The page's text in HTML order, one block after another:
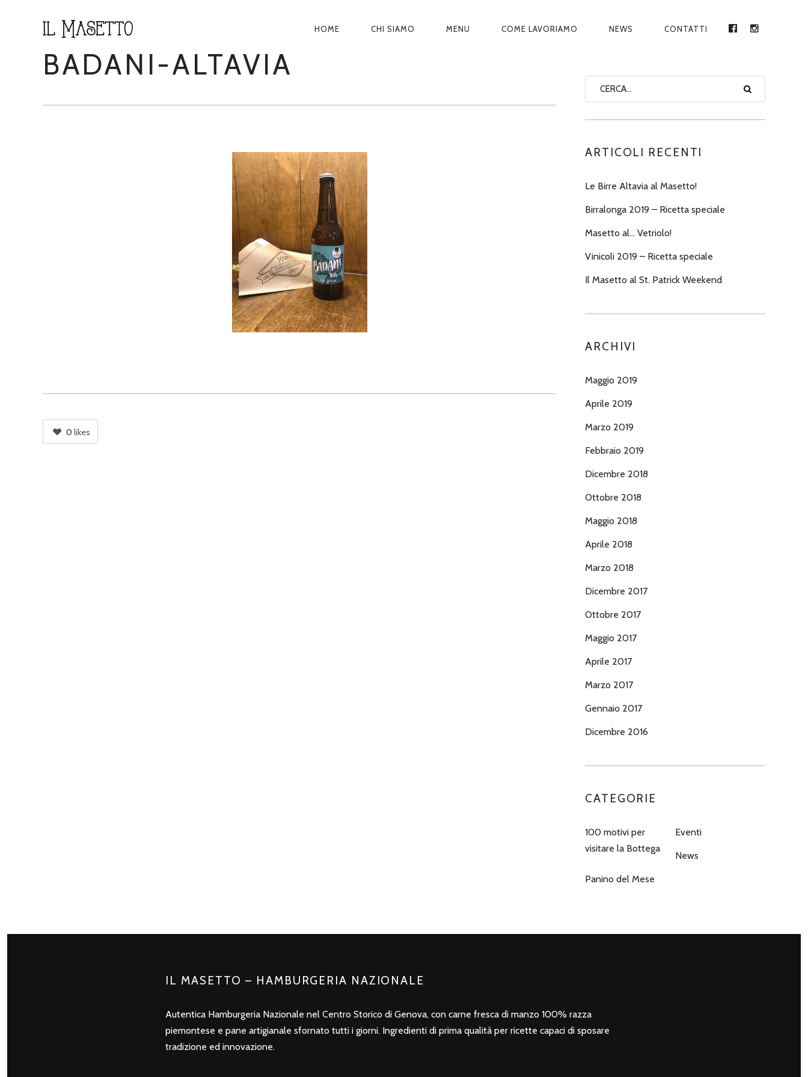
N
G
Z
I
O
N
E
P
R
I
N
P
HOME CHI SIAMO MENU COME LAVORIAMO NEWS CONTATTI
FACEBOOK
BADANI-ALTAVIA
0 likes
ARTICOLI RECENTI
Le Birre Altavia al Masetto!
Birralonga 2019 – Ricetta speciale
Masetto al… Vetriolo!
Vinicoli 2019 – Ricetta speciale
Il Masetto al St. Patrick Weekend
ARCHIVI
Maggio 2019
Aprile 2019
Marzo 2019
Febbraio 2019
Dicembre 2018
Ottobre 2018
Maggio 2018
Aprile 2018
Marzo 2018
Dicembre 2017
Ottobre 2017
Maggio 2017
Aprile 2017
Marzo 2017
Gennaio 2017
Dicembre 2016
CATEGORIE
100 motivi per
visitare la Bottega
Eventi
News
Panino del Mese
IL MASETTO – HAMBURGERIA NAZIONALE
Autentica Hamburgeria Nazionale nel Centro Storico di Genova, con carne fresca di manzo 100% razza
piemontese e pane artigianale sfornato tutti i giorni. Ingredienti di prima qualità per ricette capaci di sposare
tradizione ed innovazione.